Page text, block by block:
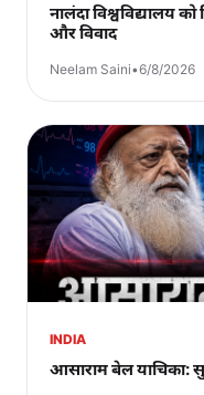
नालंदा विश्वविद्यालय
और विवाद
Neelam Saini•6/8/2026
INDIA
आसाराम बेल याचिका: